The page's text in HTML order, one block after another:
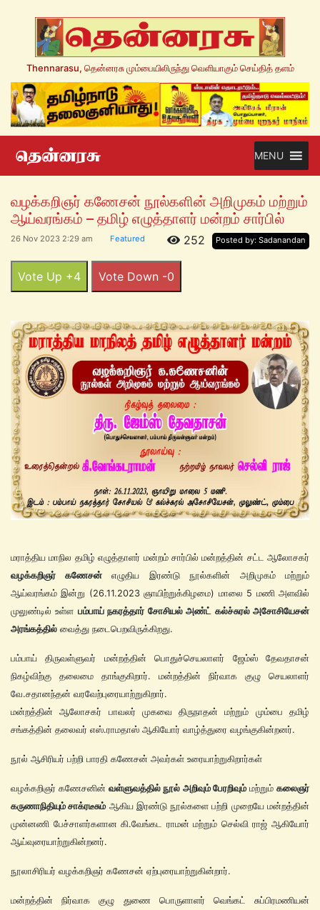
Thennarasu, தென்னரசு மும்பையிலிருந்து வெளியாகும் செய்தித் தளம்
MENU
வழக்கறிஞர் கணேசன் நூல்களின் அறிமுகம் மற்றும்
ஆய்வரங்கம் – தமிழ் எழுத்தாளர் மன்றம் சார்பில்
26 Nov 2023 2:29 am Featured Posted by: Sadanandan
252
Vote Up +4 Vote Down -0
மராத்திய மாநில தமிழ் எழுத்தாளர் மன்றம் சார்பில் மன்றத்தின் சட்ட ஆலோசகர்
வழக்கறிஞர் கணேசன்எழுதிய இரண்டு நூல்களின் அறிமுகம் மற்றும்
ஆய்வரங்கம் இன்று (26.11.2023 ஞாயிற்றுக்கிழமை) மாலை 5 மணி அளவில்
முலுண்டில் உள்ள பம்பாய் நகரத்தார் சோசியல் அண்ட் கல்ச்சுரல் அசோசியேசன்
அரங்கத்தில் வைத்து நடைபெறவிருக்கிறது.
பம்பாய் திருவள்ளுவர் மன்றத்தின் பொதுச்செயலாளர் ஜேம்ஸ் தேவதாசன்
நிகழ்விற்கு தலைமை தாங்குகிறார். மன்றத்தின் நிர்வாக குழு செயலாளர்
வே.சதானந்தன் வரவேற்புரையாற்றுகிறார்.
மன்றத்தின் ஆலோசகர் பாவலர் முகவை திருநாதன் மற்றும் மும்பை தமிழ்
சங்கத்தின் தலைவர் எஸ்.ராமதாஸ் ஆகியோர் வாழ்த்துரை வழங்குகின்றனர்.
நூல் ஆசிரியர் பற்றி பாரதி கணேசன் அவர்கள் உரையாற்றுகிறார்கள்
வழக்கறிஞர் கணேசனின்வள்ளுவத்தில் நூல் அறிவும் பேரறிவும்மற்றும்கலைஞர்
கருணாநிதியும் சாக்ரடீசும்ஆகிய இரண்டு நூல்களை பற்றி முறையே மன்றத்தின்
முன்னணி பேச்சாளர்களான கி.வேங்கட ராமன் மற்றும் செல்வி ராஜ் ஆகியோர்
ஆய்வுரையாற்றுகின்றனர்.
நூலாசிரியர் வழக்கறிஞர் கணேசன் ஏற்புரையாற்றுகின்றார்.
மன்றத்தின் நிர்வாக குழு துணை பொருளாளர் வெங்கட் சுப்பிரமணியன்